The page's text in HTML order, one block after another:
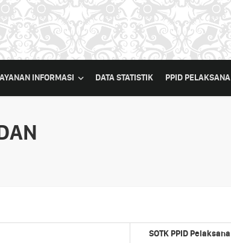
INFORMASI DATA STATISTIK PPID PELAKSANA
SOTK PPID Pelaksana